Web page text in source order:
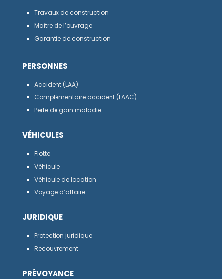
Travaux de construction
Maître de l’ouvrage
Garantie de construction
PERSONNES
Accident (LAA)
Complémentaire accident (LAAC)
Perte de gain maladie
VÉHICULES
Flotte
Véhicule
Véhicule de location
Voyage d’affaire
JURIDIQUE
Protection juridique
Recouvrement
PRÉVOYANCE